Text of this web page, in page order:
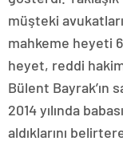
müşteki
mahkeme heyeti
heyet, reddi
Bülent Bayrak’ın
2014 yılında
aldıklarını